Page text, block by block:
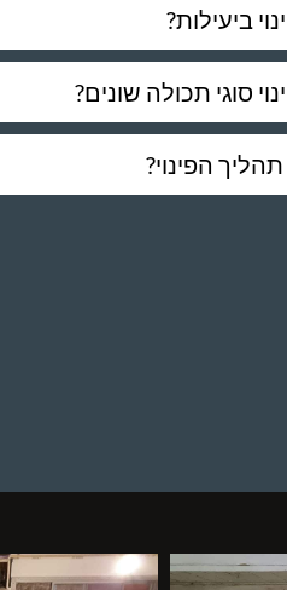
ביעילות?
סוגי תכולה שונים?
הפינוי?